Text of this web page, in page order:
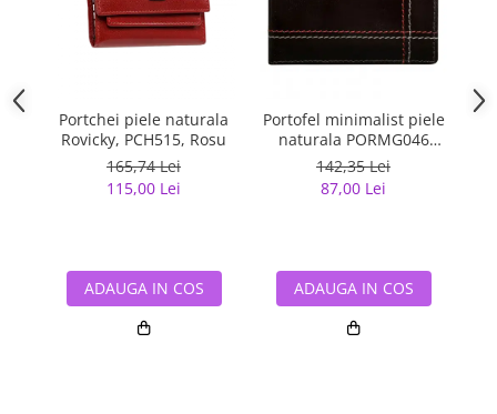
Portchei piele naturala
Rovicky, PCH515, Rosu
165,74 Lei
115,00 Lei
ADAUGA IN COS
Portofel minimalist piele
naturala PORMG046
Maron, cu portcard
detasabil
142,35 Lei
87,00 Lei
ADAUGA IN COS